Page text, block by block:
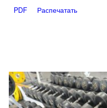
PDF Распечатать